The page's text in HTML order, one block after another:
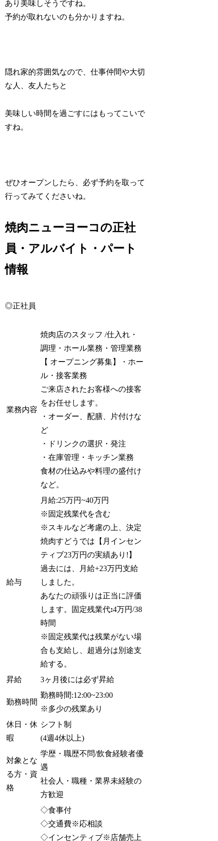
あり美味しそうですね。
予約が取れないのも分かりますね。
隠れ家的雰囲気なので、仕事仲間や大切
な人、友人たちと
美味しい時間を過ごすにはもってこいで
すね。
ぜひオープンしたら、必ず予約を取って
行ってみてくださいね。
焼肉ニューヨーコの正社
員・アルバイト・パート
情報
◎正社員
業務内容
焼肉店のスタッフ /仕入れ・
調理・ホール業務・管理業務
【 オープニング募集】・ホー
ル・接客業務
ご来店されたお客様への接客
をお任せします。
・オーダー、配膳、片付けな
ど
・ドリンクの選択・発注
・在庫管理 ・キッチン業務
食材の仕込みや料理の盛付け
など。
給与
月給:25万円~40万円
※固定残業代を含む
※スキルなど考慮の上、決定
焼肉すどうでは【月インセン
ティブ23万円の実績あり!】
過去には、月給+23万円支給
しました。
あなたの頑張りは正当に評価
します。固定残業代:4万円/38
時間
※固定残業代は残業がない場
合も支給し、超過分は別途支
給する。
昇給
3ヶ月後には必ず昇給
勤務時間
勤務時間:12:00~23:00
※多少の残業あり
休日・休
暇
シフト制
(4週4休以上)
対象とな
る方・資
格
学歴・職歴不問/飲食経験者優
遇
社会人・職種・業界未経験の
方歓迎
◇食事付
◇交通費※応相談
◇インセンティブ※店舗売上